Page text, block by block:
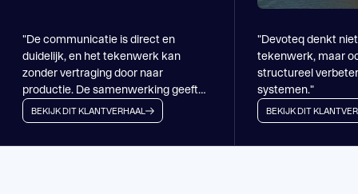
ENGINEERING
BEKIJK HET PROJECT
"De communicatie is direct en
duidelijk, en het tekenwerk kan
zonder vertraging door naar
productie. De samenwerking geeft
ons rust en flexibiliteit."
BEKIJK DIT KLANTVERHAAL
"Devoteq denkt
tekenwerk, maar
structureel
systemen."
BEKIJK DIT